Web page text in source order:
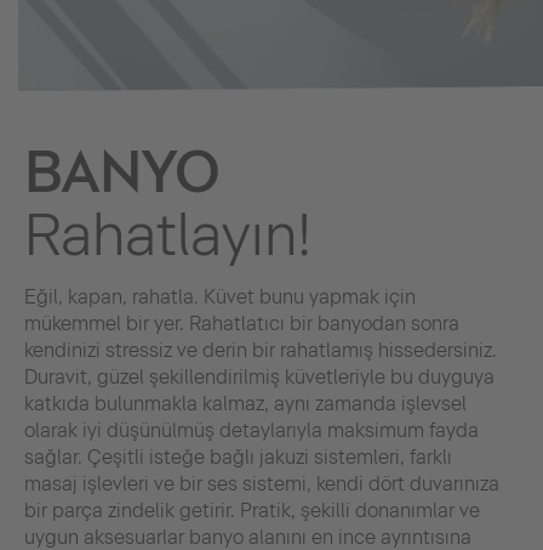
BANYO
Rahatlayın!
Eğil, kapan, rahatla. Küvet bunu yapmak için
mükemmel bir yer. Rahatlatıcı bir banyodan sonra
kendinizi stressiz ve derin bir rahatlamış hissedersiniz.
Duravit, güzel şekillendirilmiş küvetleriyle bu duyguya
katkıda bulunmakla kalmaz, aynı zamanda işlevsel
olarak iyi düşünülmüş detaylarıyla maksimum fayda
sağlar. Çeşitli isteğe bağlı jakuzi sistemleri, farklı
masaj işlevleri ve bir ses sistemi, kendi dört duvarınıza
bir parça zindelik getirir. Pratik, şekilli donanımlar ve
uygun aksesuarlar banyo alanını en ince ayrıntısına